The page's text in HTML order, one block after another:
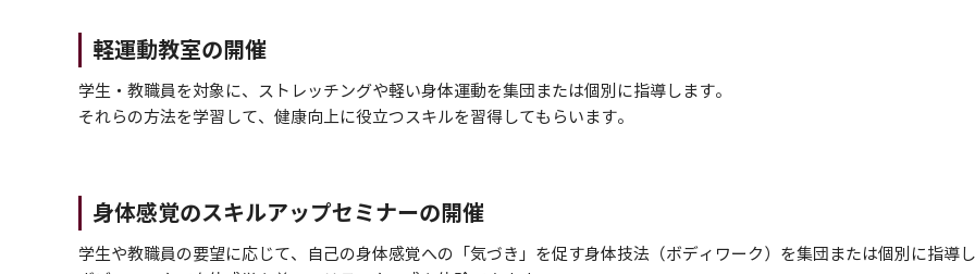
軽運動教室の開催
学生・教職員を対象に、ストレッチングや軽い身体運動を集団または個別に指導します。
それらの方法を学習して、健康向上に役立つスキルを習得してもらいます。
身体感覚のスキルアップセミナーの開催
学生や教職員の要望に応じて、自己の身体感覚への「気づき」を促す身体技法（ボディワーク）を集団または個別に指導